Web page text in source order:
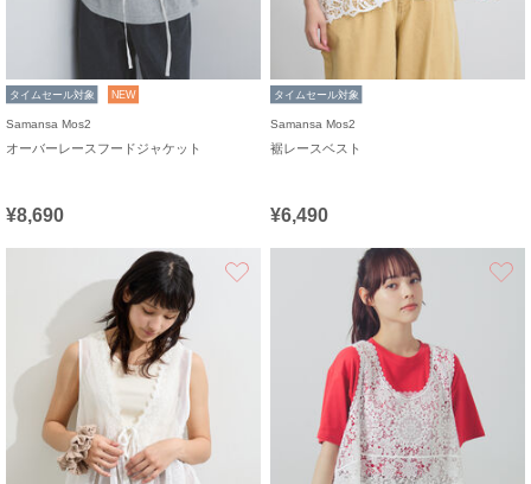
タイムセール対象 NEW
Samansa Mos2
オーバーレースフードジャケット
¥8,690
タイムセール対象
Samansa Mos2
裾レースベスト
¥6,490